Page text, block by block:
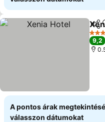
3
9,2
A pontos árak
válasszon dátumokat